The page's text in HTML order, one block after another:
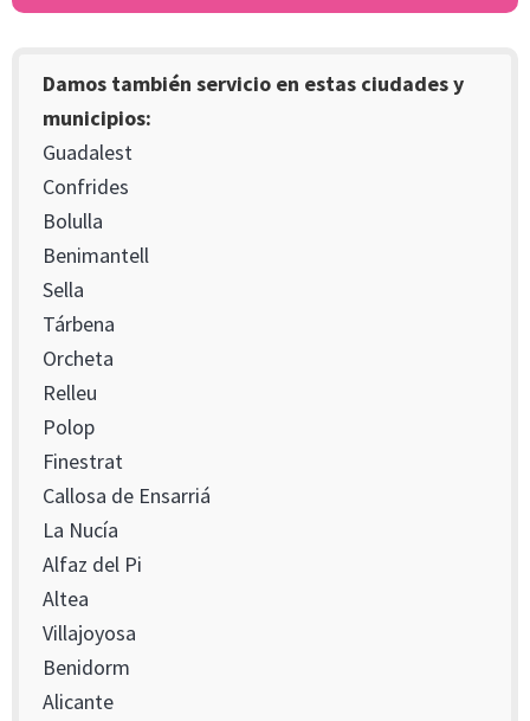
Damos también servicio en estas ciudades y
municipios:
Guadalest
Confrides
Bolulla
Benimantell
Sella
Tárbena
Orcheta
Relleu
Polop
Finestrat
Callosa de Ensarriá
La Nucía
Alfaz del Pi
Altea
Villajoyosa
Benidorm
Alicante